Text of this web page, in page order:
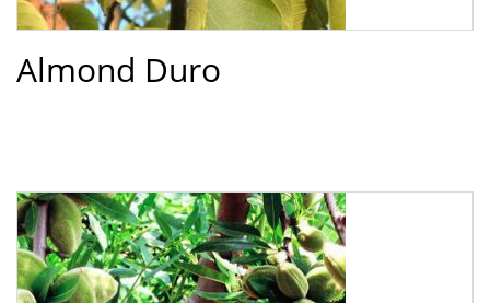
Almond Duro